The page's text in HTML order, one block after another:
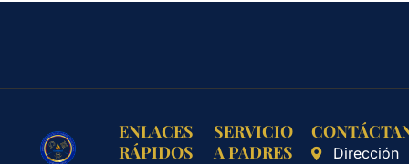
ENLACES
RÁPIDOS
SERVICIO
A PADRES
Dirección